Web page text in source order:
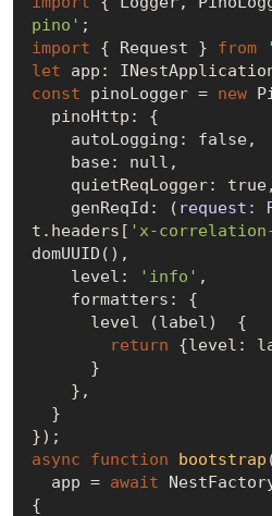
pino'
import { Request } from
let
const pinoLogger = new
    autoLogging:
false,
    base:
null ,
    quietReqLogger:
true,
    genReqId:
( request:
t.headers[ 'x-
domUUID(),
    level:
'info' ,
return {level:
async
function bootstrap
  app =
await
{